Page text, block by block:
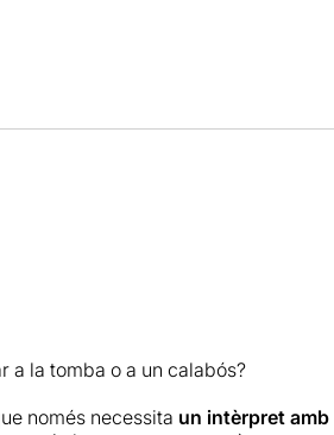
a la tomba o a un calabós?
només necessita un intèrpret amb